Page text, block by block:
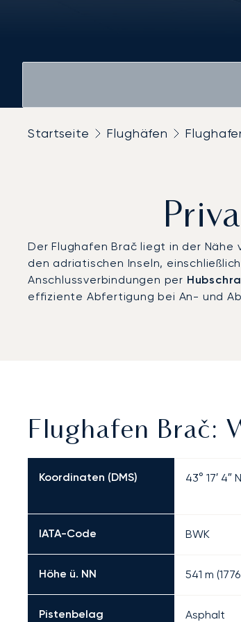
Startseite Flughäfen
Der Flughafen Brač liegt in der Nähe
den adriatischen Inseln,
Anschlussverbindungen per
effiziente Abfertigung bei An- und
Flughafen Brač:
Koordinaten (DMS) 43° 17′ 4″
IATA-Code BWK
Höhe ü. NN 541 m
Pistenbelag Asphalt